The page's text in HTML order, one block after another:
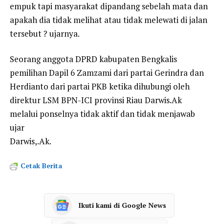
empuk tapi masyarakat dipandang sebelah mata dan
apakah dia tidak melihat atau tidak melewati di jalan
tersebut ? ujarnya.
Seorang anggota DPRD kabupaten Bengkalis
pemilihan Dapil 6 Zamzami dari partai Gerindra dan
Herdianto dari partai PKB ketika dihubungi oleh
direktur LSM BPN-ICI provinsi Riau Darwis.Ak
melalui ponselnya tidak aktif dan tidak menjawab
ujar
Darwis,.Ak.
Cetak Berita
Ikuti kami di Google News